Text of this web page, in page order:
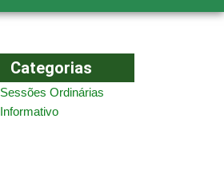
Categorias
Sessões Ordinárias
Informativo